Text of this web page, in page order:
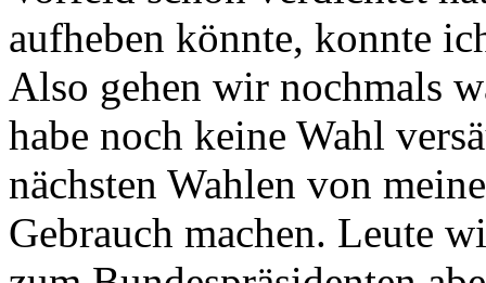
aufheben könnte, konnte
Also gehen wir nochmals
habe noch keine Wahl
nächsten Wahlen von
Gebrauch machen. Leute